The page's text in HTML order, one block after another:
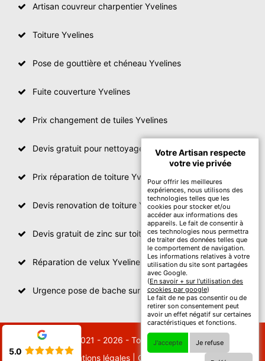
Artisan couvreur charpentier Yvelines
Toiture Yvelines
Pose de gouttière et chéneau Yvelines
Fuite couverture Yvelines
Prix changement de tuiles Yvelines
Devis gratuit pour nettoyage toiture Yvelines
Prix réparation de toiture Yvelines
Devis renovation de toiture Yvelines
Devis gratuit de zinc sur toiture
Réparation de velux Yvelines
Urgence pose de bache sur toiture Yvelines
© 2021 - 2026 - Tout droit réservé
Mentions légales| Contactez-nous
Votre Artisan respecte
votre vie privée
Pour offrir les meilleures
expériences, nous utilisons des
technologies telles que les
cookies pour stocker et/ou
accéder aux informations des
appareils. Le fait de consentir à
ces technologies nous permettra
de traiter des données telles que
le comportement de navigation.
Les informations relatives à votre
utilisation du site sont partagées
avec Google.
(En savoir + sur l'utilisation des
cookies par google)
Le fait de ne pas consentir ou de
retirer son consentement peut
avoir un effet négatif sur certaines
caractéristiques et fonctions.
J'accepte Je refuse
5.0